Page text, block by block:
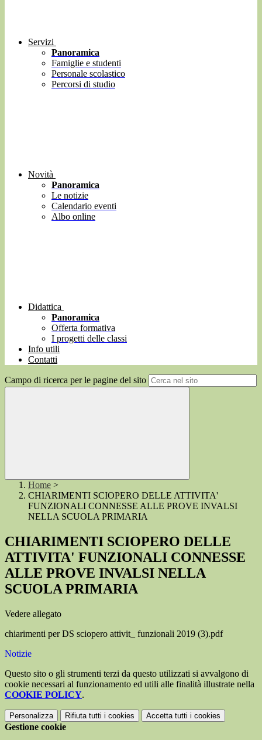
Servizi
Panoramica
Famiglie e studenti
Personale scolastico
Percorsi di studio
Novità
Panoramica
Le notizie
Calendario eventi
Albo online
Didattica
Panoramica
Offerta formativa
I progetti delle classi
Info utili
Contatti
Campo di ricerca per le pagine del sito
Home >
CHIARIMENTI SCIOPERO DELLE ATTIVITA'
FUNZIONALI CONNESSE ALLE PROVE INVALSI
NELLA SCUOLA PRIMARIA
CHIARIMENTI SCIOPERO DELLE
ATTIVITA' FUNZIONALI CONNESSE
ALLE PROVE INVALSI NELLA
SCUOLA PRIMARIA
Vedere allegato
chiarimenti per DS sciopero attivit_ funzionali 2019 (3).pdf
Notizie
Questo sito o gli strumenti terzi da questo utilizzati si avvalgono di
cookie necessari al funzionamento ed utili alle finalità illustrate nella
COOKIE POLICY.
Personalizza Rifiuta tutti i cookies Accetta tutti i cookies
Gestione cookie